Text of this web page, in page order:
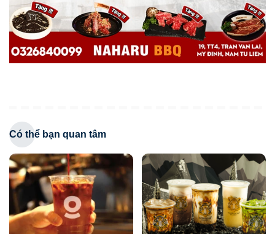
Có thể bạn quan tâm